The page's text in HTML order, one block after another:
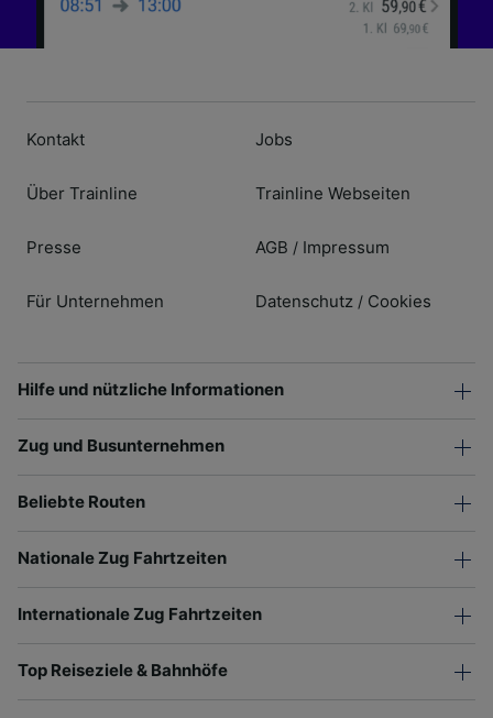
Kontakt
Über Trainline
Presse
Für Unternehmen
Jobs
Trainline Webseiten
AGB / Impressum
Datenschutz / Cookies
Hilfe und nützliche Informationen
Zug und Busunternehmen
Beliebte Routen
Nationale Zug Fahrtzeiten
Internationale Zug Fahrtzeiten
Top Reiseziele & Bahnhöfe